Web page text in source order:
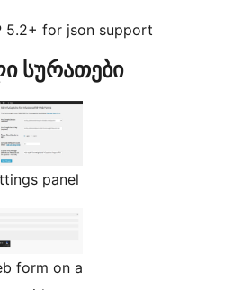
5.2+ for json support
სურათები
panel
form on a